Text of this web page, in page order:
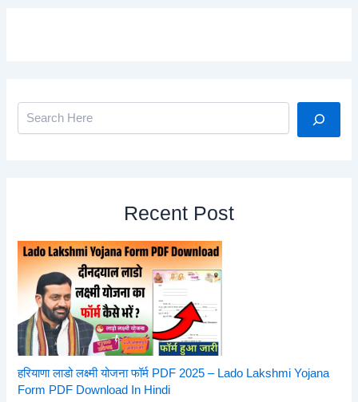
Recent Post
हरियाणा लाडो लक्ष्मी योजना फॉर्म PDF 2025 – Lado Lakshmi Yojana
Form PDF Download In Hindi